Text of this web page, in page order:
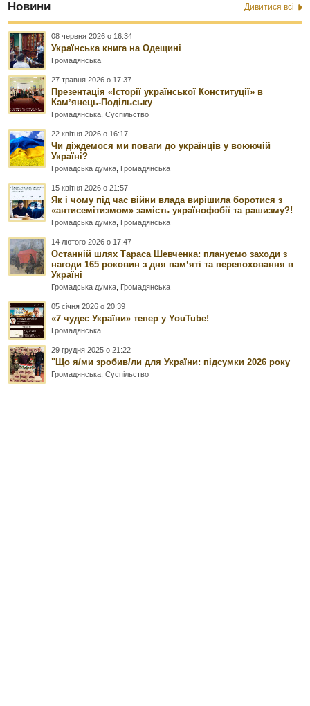
Новини Дивитися всі
08 червня 2026 о 16:34
Українська книга на Одещині
Громадянська
27 травня 2026 о 17:37
Презентація «Історії української Конституції» в
Камʼянець-Подільську
Громадянська ,Суспільство
22 квітня 2026 о 16:17
Чи діждемося ми поваги до українців у воюючій
Україні?
Громадська думка Громадянська
15 квітня 2026 о 21:57
Як і чому під час війни влада вирішила боротися з
«антисемітизмом» замість українофобії та рашизму?!
Громадська думка Громадянська
14 лютого 2026 о 17:47
Останній шлях Тараса Шевченка: плануємо заходи з
нагоди 165 роковин з дня памʼяті та перепоховання в
Україні
Громадська думка Громадянська
05 січня 2026 о 20:39
«7 чудес України» тепер у YouTube!
Громадянська
29 грудня 2025 о 21:22
"Що я/ми зробив/ли для України: підсумки 2026 року
Громадянська ,Суспільство